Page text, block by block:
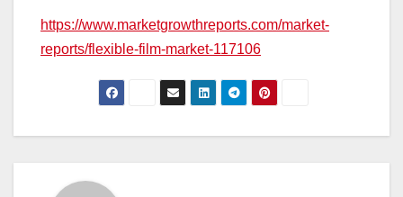
https://www.marketgrowthreports.com/market-
reports/flexible-film-market-117106